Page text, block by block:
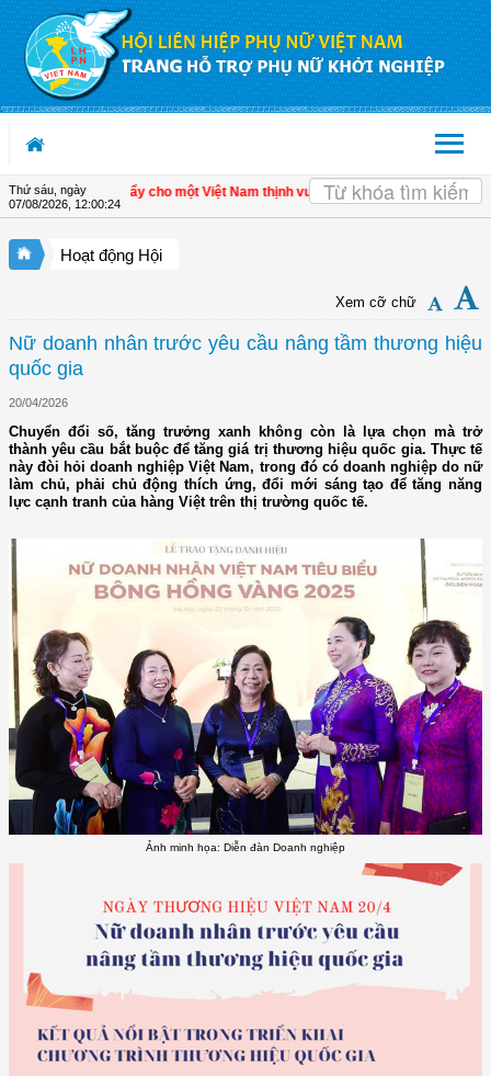
Truy cập nội dung luôn
Thứ sáu, ngày
07/08/2026 12:00:24
tư nhân - Đòn bẩy cho một Việt Nam thịnh vượng | Hội LHPN tỉnh Kiên
Hoạt động Hội
Xem cỡ chữ
Nữ doanh nhân trước yêu cầu nâng tầm thương hiệu
quốc gia
20/04/2026
Chuyển đổi số, tăng trưởng xanh không còn là lựa chọn mà trở
thành yêu cầu bắt buộc để tăng giá trị thương hiệu quốc gia. Thực tế
này đòi hỏi doanh nghiệp Việt Nam, trong đó có doanh nghiệp do nữ
làm chủ, phải chủ động thích ứng, đổi mới sáng tạo để tăng năng
lực cạnh tranh của hàng Việt trên thị trường quốc tế.
Ảnh minh họa: Diễn đàn Doanh nghiệp